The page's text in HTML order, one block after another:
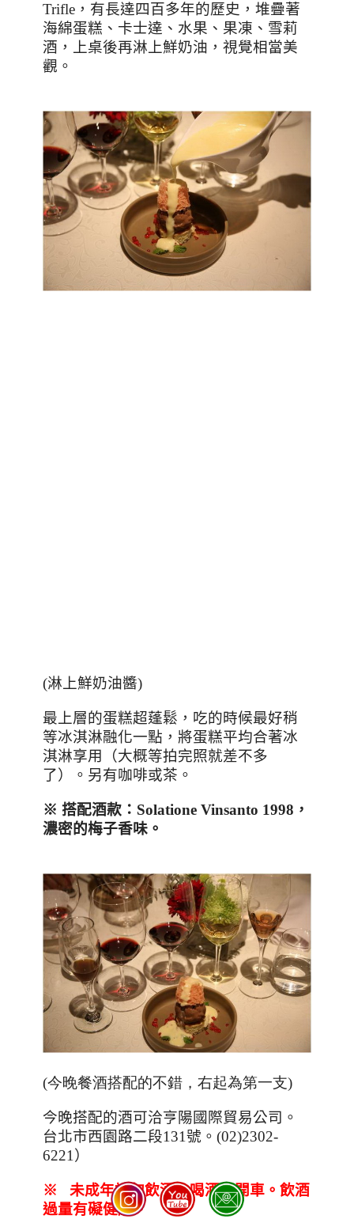
Trifle ，有長達四百多年的歷史，堆疊著
海綿蛋糕、卡士達、水果、果凍、雪莉
酒，上桌後再淋上鮮奶油，視覺相當美
觀。
(淋上鮮奶油醬)
最上層的蛋糕超蓬鬆，吃的時候最好稍
等冰淇淋融化一點，將蛋糕平均合著冰
淇淋享用（大概等拍完照就差不多
了）。另有咖啡或茶。
※ 搭配酒款： Solatione Vinsanto 1998 ，
濃密的梅子香味。
(今晚餐酒搭配的不錯，右起為第一支)
今晚搭配的酒可洽亨陽國際貿易公司。
台北市西園路二段131號。 (02)2302-
6221 ）
※
未成年請勿飲酒。喝酒不開車。飲酒
過量有礙健康。